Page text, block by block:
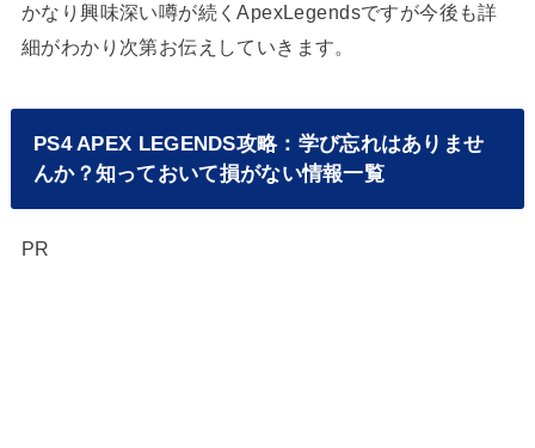
かなり興味深い噂が続くApexLegendsですが今後も詳
細がわかり次第お伝えしていきます。
PS4 APEX LEGENDS攻略：学び忘れはありませ
んか？知っておいて損がない情報一覧
PR